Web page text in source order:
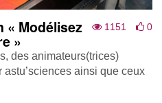
1151 0
« Modélisez
»
des animateurs(trices)
ainsi que ceux